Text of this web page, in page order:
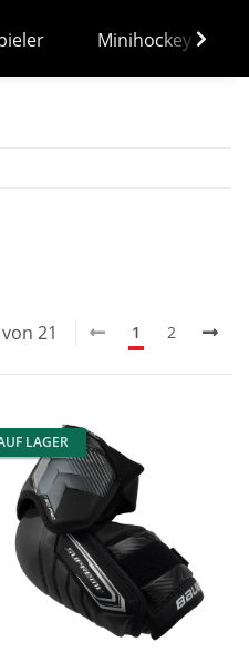
Minihockey
21 1 2
LAGER